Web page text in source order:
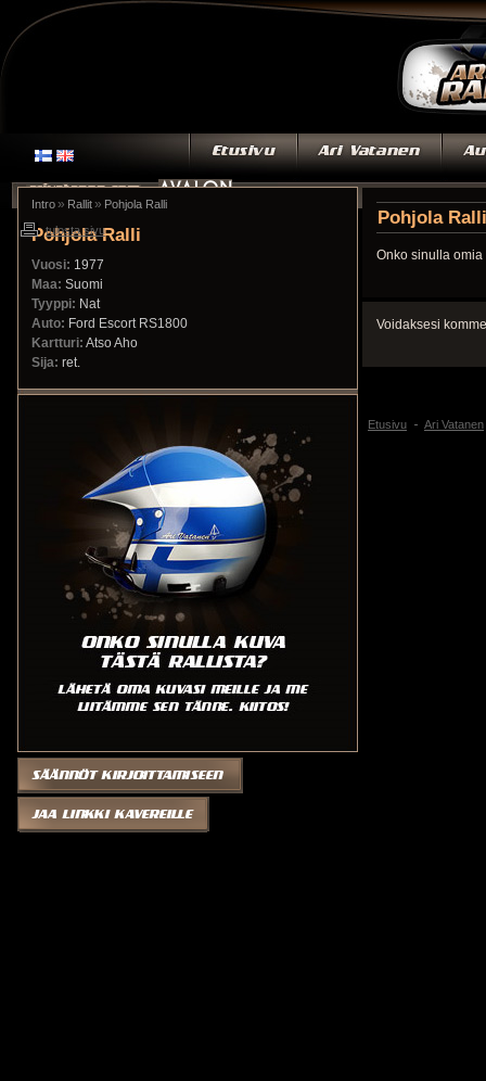
Intro » Rallit » Pohjola Ralli
Pohjola Ralli
Vuosi: 1977
Maa: Suomi
Tyyppi: Nat
Auto: Ford Escort RS1800
Kartturi: Atso Aho
Sija: ret.
Pohjola Ralli
Onko sinulla
Voidaksesi
tulosta sivu
Etusivu Ari Vatanen